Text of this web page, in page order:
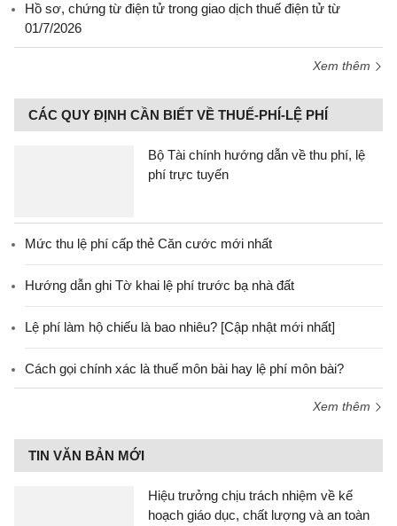
Hồ sơ, chứng từ điện tử trong giao dịch thuế điện tử từ
01/7/2026
Xem thêm
CÁC QUY ĐỊNH CẦN BIẾT VỀ THUẾ-PHÍ-LỆ PHÍ
Bộ Tài chính hướng dẫn về thu phí, lệ
phí trực tuyến
Mức thu lệ phí cấp thẻ Căn cước mới nhất
Hướng dẫn ghi Tờ khai lệ phí trước bạ nhà đất
Lệ phí làm hộ chiếu là bao nhiêu? [Cập nhật mới nhất]
Cách gọi chính xác là thuế môn bài hay lệ phí môn bài?
Xem thêm
TIN VĂN BẢN MỚI
Hiệu trưởng chịu trách nhiệm về kế
hoạch giáo dục, chất lượng và an toàn